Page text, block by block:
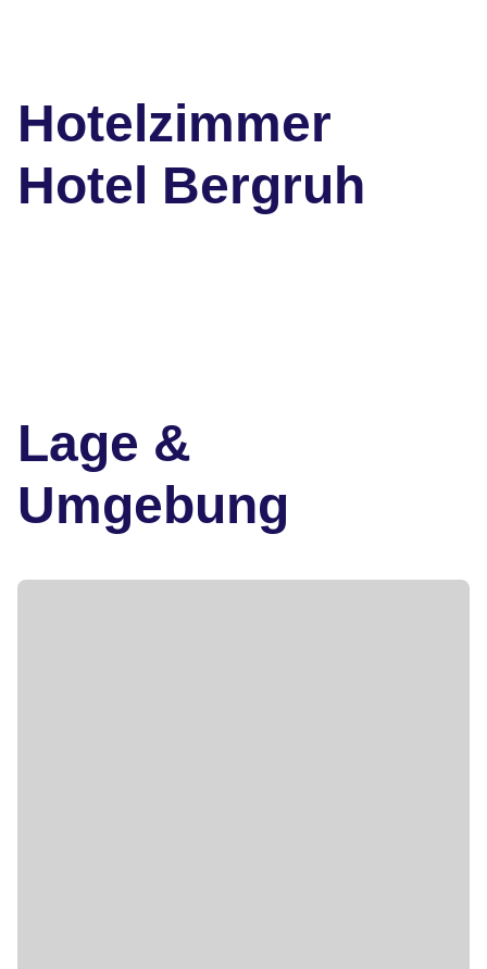
Hotelzimmer
Hotel Bergruh
Lage &
Umgebung